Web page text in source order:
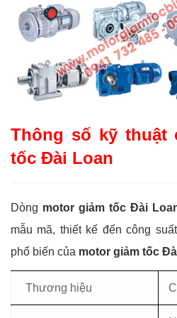
Thông số kỹ thuật
tốc Đài Loan
Dòng motor giảm tốc Đài
mẫu mã, thiết kế đến công
phổ biến của motor giảm tốc
Thương hiệu